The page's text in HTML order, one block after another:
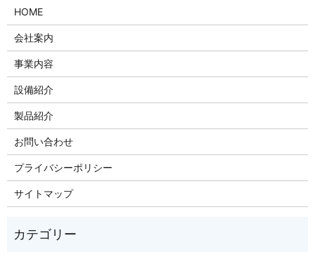
HOME
会社案内
事業内容
設備紹介
製品紹介
お問い合わせ
プライバシーポリシー
サイトマップ